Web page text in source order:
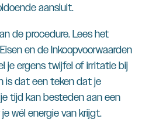
aansluit.
de procedure. Lees het
en de Inkoopvoorwaarden
je ergens twijfel of irritatie bij
is dat een teken dat je
tijd kan besteden aan een
wél energie van krijgt.